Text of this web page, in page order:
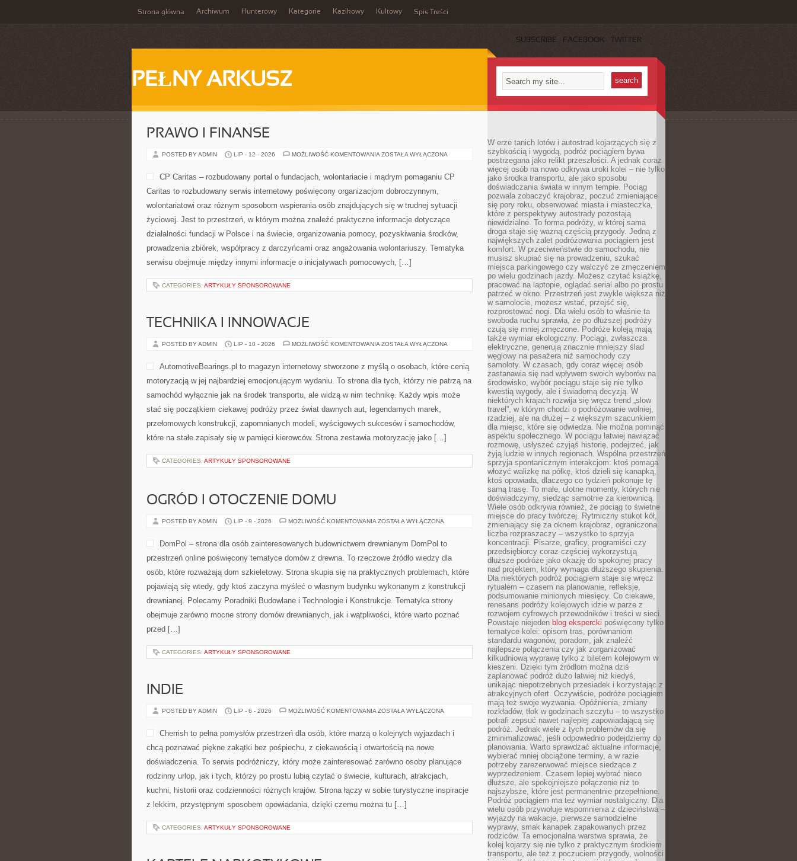
Strona główna Archiwum Hunterowy Kategorie Kazikowy Kultowy Spis Treści
SUBSCRIBE FACEBOOK TWITTER
PEŁNY ARKUSZ
PRAWO I FINANSE
POSTED BY ADMIN LIP - 12 - 2026 MOŻLIWOŚĆ KOMENTOWANIA PRAWO
ZOSTAŁA WYŁĄCZONA
CP Caritas – rozbudowany portal o fundacjach, wolontariacie i mądrym pomaganiu CP
Caritas to rozbudowany serwis internetowy poświęcony organizacjom dobroczynnym,
wolontariatowi oraz różnym sposobom wspierania osób znajdujących się w trudnej sytuacji
życiowej. Jest to przestrzeń, w którym można znaleźć praktyczne informacje dotyczące
działalności fundacji w Polsce i na świecie, organizowania pomocy, pozyskiwania środków,
prowadzenia zbiórek, współpracy z darczyńcami oraz angażowania wolontariuszy. Tematyka
serwisu obejmuje między innymi informacje o inicjatywach pomocowych, […]
CATEGORIES: ARTYKUŁY SPONSOROWANE
TECHNIKA I INNOWACJE
POSTED BY ADMIN LIP - 10 - 2026 MOŻLIWOŚĆ KOMENTOWANIA TECHNIKA
ZOSTAŁA WYŁĄCZONA
AutomotiveBearings.pl to magazyn internetowy stworzone z myślą o osobach, które cenią
motoryzacją w jej najbardziej emocjonującym wydaniu. To strona dla tych, którzy nie patrzą na
samochód wyłącznie jak na środek transportu, ale widzą w nim technikę. Każdy wpis może
stać się początkiem ciekawej podróży przez świat dawnych aut, legendarnych marek,
przełomowych konstrukcji, zapomnianych modeli, wyścigowych sukcesów i samochodów,
które na stałe zapisały się w pamięci kierowców. Strona zestawia motoryzację jako […]
CATEGORIES: ARTYKUŁY SPONSOROWANE
OGRÓD I OTOCZENIE DOMU
POSTED BY ADMIN LIP - 9 - 2026 MOŻLIWOŚĆ KOMENTOWANIA OGRÓD
DOMU
ZOSTAŁA WYŁĄCZONA
DomPol – strona dla osób zainteresowanych budownictwem drewnianym DomPol to
przestrzeń online poświęcony tematyce domów z drewna. To rzeczowe źródło wiedzy dla
osób, które rozważają dom szkieletowy. Strona skupia się na praktycznych problemach, które
pojawiają się wtedy, gdy ktoś zaczyna myśleć o własnym budynku wykonanym z konstrukcji
drewnianej. Polecamy Poradniki Budowlane i Technologie i Konstrukcje. Tematyka strony
obejmuje zarówno mocne strony domów drewnianych, jak i wątpliwości, które warto poznać
przed […]
CATEGORIES: ARTYKUŁY SPONSOROWANE
INDIE
POSTED BY ADMIN LIP - 6 - 2026 MOŻLIWOŚĆ KOMENTOWANIA INDIE
ZOSTAŁA WYŁĄCZONA
Cherrish to pełna pomysłów przestrzeń dla osób, które marzą o kolejnych wyjazdach i
chcą poznawać piękne zakątki bez pośpiechu, z ciekawością i otwartością na nowe
doświadczenia. To serwis podróżniczy, który może zainteresować zarówno osoby planujące
rodzinny urlop, jak i tych, którzy po prostu lubią czytać o świecie, kulturach, atrakcjach,
kuchni, historii oraz codzienności różnych krajów. Strona łączy w sobie turystyczne inspiracje
z lekkim, przystępnym sposobem opowiadania, dzięki czemu można tu […]
CATEGORIES: ARTYKUŁY SPONSOROWANE
W erze tanich lotów i autostrad kojarzących się z
szybkością i wygodą, podróż pociągiem bywa
postrzegana jako relikt przeszłości. A jednak coraz
więcej osób na nowo odkrywa uroki kolei – nie tylko
jako środka transportu, ale jako sposobu
doświadczania świata w innym tempie. Pociąg
pozwala zobaczyć krajobraz, poczuć zmieniające
się pory roku, obserwować miasta i miasteczka,
które z perspektywy autostrady pozostają
niewidzialne. To forma podróży, w której sama
droga staje się ważną częścią przygody. Jedną z
największych zalet podróżowania pociągiem jest
komfort. W przeciwieństwie do samochodu, nie
musisz skupiać się na prowadzeniu, szukać
miejsca parkingowego czy walczyć ze zmęczeniem
po wielu godzinach jazdy. Możesz czytać książkę,
pracować na laptopie, oglądać serial albo po prostu
patrzeć w okno. Przestrzeń jest zwykle większa niż
w samolocie, możesz wstać, przejść się,
rozprostować nogi. Dla wielu osób to właśnie ta
swoboda ruchu sprawia, że po dłuższej podróży
czują się mniej zmęczone. Podróże koleją mają
także wymiar ekologiczny. Pociągi, zwłaszcza
elektryczne, generują znacznie mniejszy ślad
węglowy na pasażera niż samochody czy
samoloty. W czasach, gdy coraz więcej osób
zastanawia się nad wpływem swoich wyborów na
środowisko, wybór pociągu staje się nie tylko
kwestią wygody, ale i świadomą decyzją. W
niektórych krajach rozwija się wręcz trend „slow
travel”, w którym chodzi o podróżowanie wolniej,
rzadziej, ale na dłużej – z większym szacunkiem
dla miejsc, które się odwiedza. Nie można pominąć
aspektu społecznego. W pociągu łatwiej nawiązać
rozmowę, usłyszeć czyjąś historię, podejrzeć, jak
żyją ludzie w innych regionach. Wspólna przestrzeń
sprzyja spontanicznym interakcjom: ktoś pomaga
włożyć walizkę na półkę, ktoś dzieli się kanapką,
ktoś opowiada, dlaczego co tydzień pokonuje tę
samą trasę. To małe, ulotne momenty, których nie
doświadczymy, siedząc samotnie za kierownicą.
Wiele osób odkrywa również, że pociąg to świetne
miejsce do pracy twórczej. Rytmiczny stukot kół,
zmieniający się za oknem krajobraz, ograniczona
liczba rozpraszaczy – wszystko to sprzyja
koncentracji. Pisarze, graficy, programiści czy
przedsiębiorcy coraz częściej wykorzystują
dłuższe podróże jako okazję do spokojnej pracy
nad projektem, który wymaga dłuższego skupienia.
Dla niektórych podróż pociągiem staje się wręcz
rytuałem – czasem na planowanie, refleksję,
podsumowanie minionych miesięcy. Co ciekawe,
renesans podróży kolejowych idzie w parze z
rozwojem cyfrowych przewodników i treści w sieci.
Powstaje niejeden blog ekspercki poświęcony tylko
tematyce kolei: opisom tras, porównaniom
standardu wagonów, poradom, jak znaleźć
najlepsze połączenia czy jak zorganizować
kilkudniową wyprawę tylko z biletem kolejowym w
kieszeni. Dzięki tym źródłom można dziś
zaplanować podróż dużo łatwiej niż kiedyś,
unikając niepotrzebnych przesiadek i korzystając z
atrakcyjnych ofert. Oczywiście, podróże pociągiem
mają też swoje wyzwania. Opóźnienia, zmiany
rozkładów, tłok w godzinach szczytu – to wszystko
potrafi zepsuć nawet najlepiej zapowiadającą się
podróż. Jednak wiele z tych problemów da się
zminimalizować, jeśli odpowiednio podejdziemy do
planowania. Warto sprawdzać aktualne informacje,
wybierać mniej obciążone terminy, a w razie
potrzeby zarezerwować miejsce siedzące z
wyprzedzeniem. Czasem lepiej wybrać nieco
dłuższe, ale spokojniejsze połączenie niż to
najszybsze, które jest permanentnie przepełnione.
Podróż pociągiem ma też wymiar nostalgiczny. Dla
wielu osób przywołuje wspomnienia z dzieciństwa –
wyjazdy na wakacje, pierwsze samodzielne
wyprawy, smak kanapek zapakowanych przez
rodziców. Ta emocjonalna warstwa sprawia, że
kolej kojarzy się nie tylko z praktycznym środkiem
transportu, ale też z poczuciem przygody, wolności